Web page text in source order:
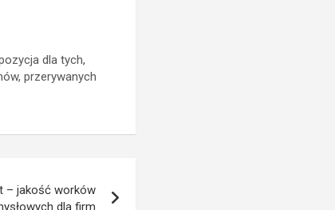
dla tych,
przerywanych
– jakość worków
dla firm